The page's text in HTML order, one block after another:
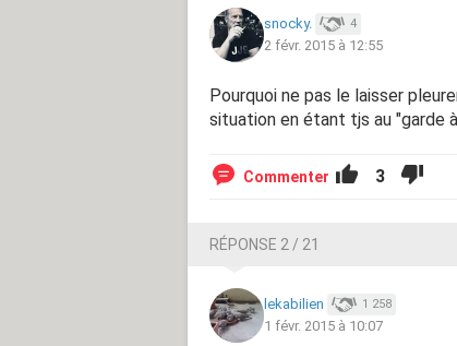
snocky. 4
2 févr. 2015 à 12:55
Pourquoi ne pas le laisser
situation en étant tjs au "garde
Commenter 3
RÉPONSE 2 / 21
lekabilien 1 258
1 févr. 2015 à 10:07